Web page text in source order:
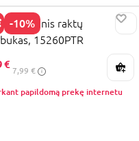
-10%
PREKĖ
pliušinis raktų
15260PTR
€
7,99 €
papildomą prekę internetu